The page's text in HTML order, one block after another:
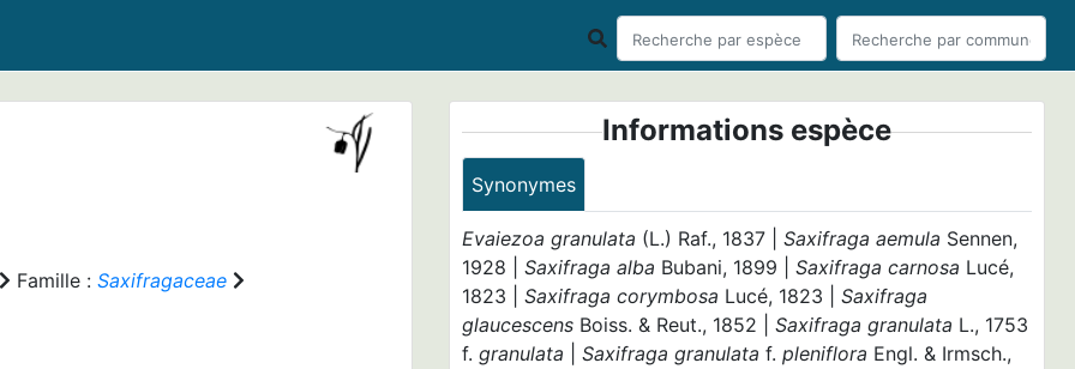
Famille : Saxifragaceae
Informations espèce
Synonymes
Evaiezoa granulata (L.) Raf., 1837 |Saxifraga aemula Sennen,
1928 |Saxifraga alba Bubani, 1899 |Saxifraga carnosa Lucé,
1823 |Saxifraga corymbosa Lucé, 1823 |Saxifraga
glaucescens Boiss. & Reut., 1852 |Saxifraga granulata L., 1753
f. granulata |Saxifraga granulataf. pleniflora Engl. & Irmsch.,